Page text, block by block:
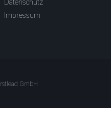
Datenschutz
Impressum
GmbH